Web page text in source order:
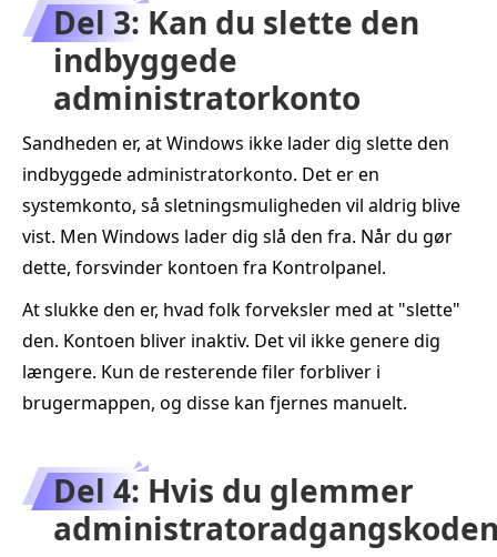
Del 3: Kan du slette den
indbyggede
administratorkonto
Sandheden er, at Windows ikke lader dig slette den
indbyggede administratorkonto. Det er en
systemkonto, så sletningsmuligheden vil aldrig blive
vist. Men Windows lader dig slå den fra. Når du gør
dette, forsvinder kontoen fra Kontrolpanel.
At slukke den er, hvad folk forveksler med at "slette"
den. Kontoen bliver inaktiv. Det vil ikke genere dig
længere. Kun de resterende filer forbliver i
brugermappen, og disse kan fjernes manuelt.
Del 4: Hvis du glemmer